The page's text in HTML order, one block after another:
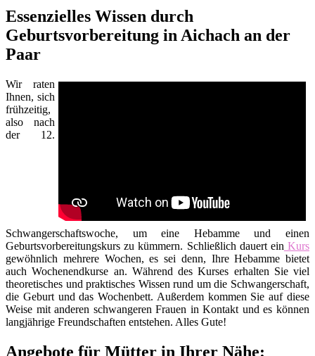
Essenzielles Wissen durch
Geburtsvorbereitung in Aichach an der
Paar
Wir raten
Ihnen, sich
frühzeitig,
also nach
der 12.
Schwangerschaftswoche, um eine Hebamme und einen
Geburtsvorbereitungskurs zu kümmern. Schließlich dauert ein Kurs
gewöhnlich mehrere Wochen, es sei denn, Ihre Hebamme bietet
auch Wochenendkurse an. Während des Kurses erhalten Sie viel
theoretisches und praktisches Wissen rund um die Schwangerschaft,
die Geburt und das Wochenbett. Außerdem kommen Sie auf diese
Weise mit anderen schwangeren Frauen in Kontakt und es können
langjährige Freundschaften entstehen. Alles Gute!
Angebote für Mütter in Ihrer Nähe: